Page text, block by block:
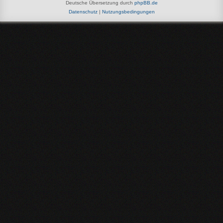
Deutsche Übersetzung durch phpBB.de
Datenschutz| Nutzungsbedingungen